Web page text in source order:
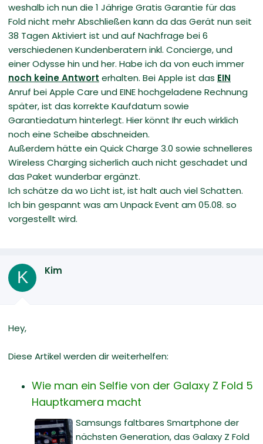
weshalb ich nun die 1 Jährige Gratis Garantie für das
Fold nicht mehr Abschließen kann da das Gerät nun seit
38 Tagen Aktiviert ist und auf Nachfrage bei 6
verschiedenen Kundenberatern inkl. Concierge, und
einer Odysse hin und her. Habe ich da von euch immer
noch keine Antwort erhalten. Bei Apple ist das EIN
Anruf bei Apple Care und EINE hochgeladene Rechnung
später, ist das korrekte Kaufdatum sowie
Garantiedatum hinterlegt. Hier könnt Ihr euch wirklich
noch eine Scheibe abschneiden.
Außerdem hätte ein Quick Charge 3.0 sowie schnelleres
Wireless Charging sicherlich auch nicht geschadet und
das Paket wunderbar ergänzt.
Ich schätze da wo Licht ist, ist halt auch viel Schatten.
Ich bin gespannt was am Unpack Event am 05.08. so
vorgestellt wird.
K Kim
Hey,
Diese Artikel werden dir weiterhelfen:
Wie man ein Selfie von der Galaxy Z Fold 5
Hauptkamera macht
Samsungs faltbares Smartphone der
nächsten Generation, das Galaxy Z Fold